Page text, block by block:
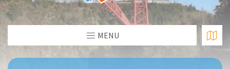
MENU